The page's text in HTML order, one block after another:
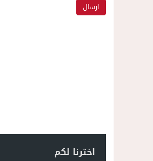
اخترنا لكم